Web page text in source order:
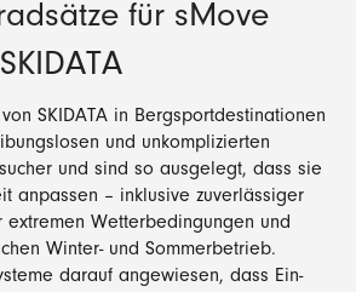
für sMove
SKIDATA in Bergsportdestinationen
und unkomplizierten
und sind so ausgelegt, dass sie
anpassen – inklusive zuverlässiger
extremen Wetterbedingungen und
Winter- und Sommerbetrieb.
darauf angewiesen, dass Ein-